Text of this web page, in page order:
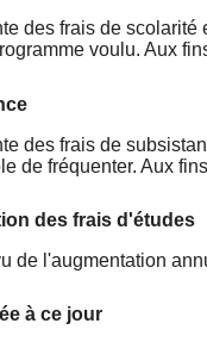
des frais de
voulu. Aux
des frais de
de fréquenter. Aux
des frais d'études
de l'augmentation
à ce jour